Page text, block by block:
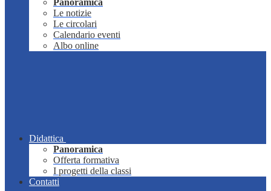
Panoramica
Le notizie
Le circolari
Calendario eventi
Albo online
Didattica
Panoramica
Offerta formativa
I progetti della classi
Contatti